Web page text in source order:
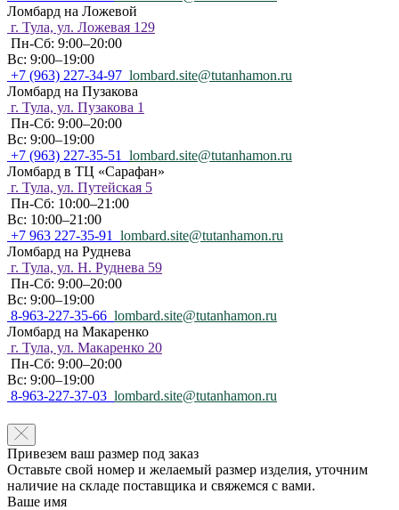
Ломбард на Ложевой
г. Тула, ул. Ложевая 129
Пн-Сб: 9:00–20:00
Вс: 9:00–19:00
+7 (963) 227-34-97 lombard.site@tutanhamon.ru
Ломбард на Пузакова
г. Тула, ул. Пузакова 1
Пн-Сб: 9:00–20:00
Вс: 9:00–19:00
+7 (963) 227-35-51
lombard.site@tutanhamon.ru
Ломбард в ТЦ «Сарафан»
г. Тула, ул. Путейская 5
Пн-Сб: 10:00–21:00
Вс: 10:00–21:00
+7 963 227-35-91
lombard.site@tutanhamon.ru
Ломбард на Руднева
г. Тула, ул. Н. Руднева 59
Пн-Сб: 9:00–20:00
Вс: 9:00–19:00
8-963-227-35-66 lombard.site@tutanhamon.ru
Ломбард на Макаренко
г. Тула, ул. Макаренко 20
Пн-Сб: 9:00–20:00
Вс: 9:00–19:00
8-963-227-37-03 lombard.site@tutanhamon.ru
Привезем ваш размер под заказ
Оставьте свой номер и желаемый размер изделия, уточним
наличие на складе поставщика и свяжемся с вами.
Ваше имя